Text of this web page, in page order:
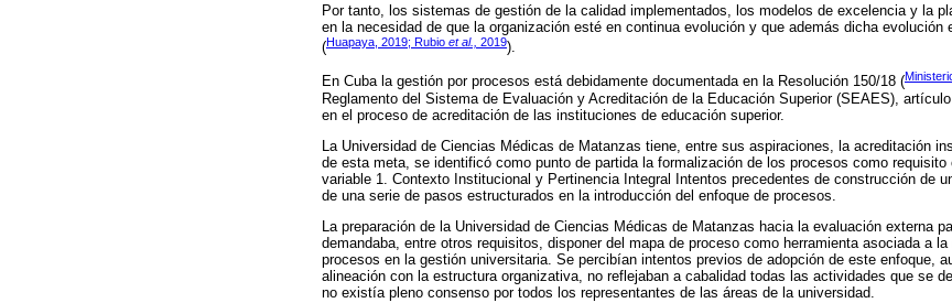
Por tanto, los sistemas de gestión de la calidad implementados, los modelos de excelencia y la
en la necesidad de que la organización esté en continua evolución y que además dicha
(Huapaya, 2019; Rubio et al., 2019).
En Cuba la gestión por procesos está debidamente documentada en la Resolución 150/18 (
Reglamento del Sistema de Evaluación y Acreditación de la Educación Superior (SEAES),
en el proceso de acreditación de las instituciones de educación superior.
La Universidad de Ciencias Médicas de Matanzas tiene, entre sus aspiraciones, la acreditación
de esta meta, se identificó como punto de partida la formalización de los procesos como
variable 1. Contexto Institucional y Pertinencia Integral Intentos precedentes de construcción de
de una serie de pasos estructurados en la introducción del enfoque de procesos.
La preparación de la Universidad de Ciencias Médicas de Matanzas hacia la evaluación externa
demandaba, entre otros requisitos, disponer del mapa de proceso como herramienta asociada a
procesos en la gestión universitaria. Se percibían intentos previos de adopción de este enfoque,
alineación con la estructura organizativa, no reflejaban a cabalidad todas las actividades que se
no existía pleno consenso por todos los representantes de las áreas de la universidad.